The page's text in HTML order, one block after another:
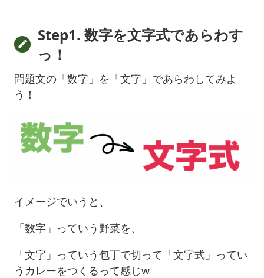
Step1. 数字を文字式であらわす
っ！
問題文の「数字」を「文字」であらわしてみよ
う！
イメージでいうと、
「数字」っていう野菜を、
「文字」っていう包丁で切って「文字式」ってい
うカレーをつくるって感じw